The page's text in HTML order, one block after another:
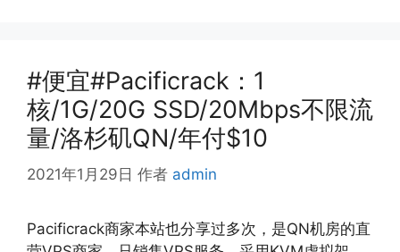
#便宜#Pacificrack：1
核/1G/20G SSD/20Mbps不限流
量/洛杉矶QN/年付$10
2021年1月29日 作者 admin
Pacificrack商家本站也分享过多次，是QN机房的直